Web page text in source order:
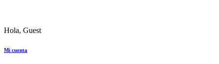
Hola, Guest
Mi cuenta